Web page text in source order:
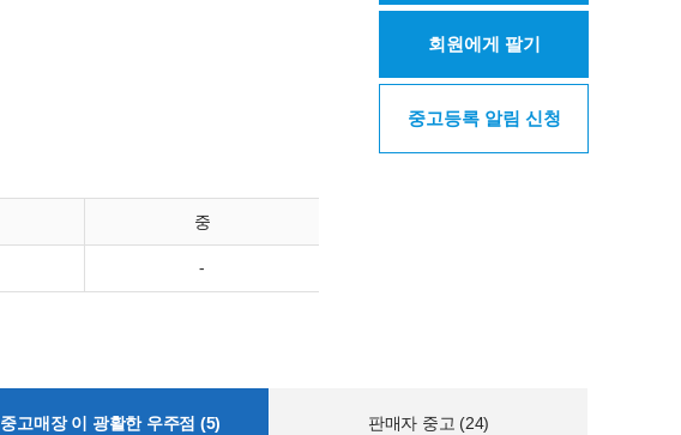
중
-
회원에게 팔기
중고등록 알림 신청
중고매장 이 광활한 우주점 (5) 판매자 중고 (24)